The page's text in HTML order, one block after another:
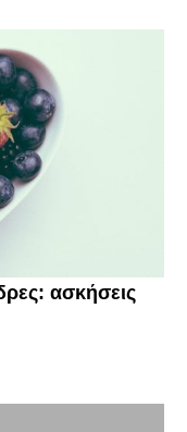
ασκήσεις